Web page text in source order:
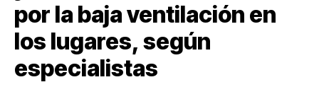
por la baja ventilación en
los lugares, según
especialistas